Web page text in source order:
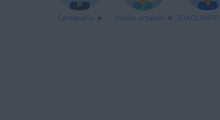
Centenario teresa urzainki